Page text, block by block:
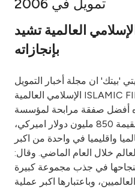
Tools & Services
After Sales Services
Contact us
Branch & ATM locator
تمويل في 2006
العالمية تشيد
بإنجازاته
'بيتك' ان مجلة أخبار التمويل
الإسلامي العالمية ISLAMIC FINANCE NEWS منحت 'بيتك'
أفضل صفقة مرابحة لمؤسسة
مالية إسلامية في عام 2006 بقيمة 850 مليون دولار اميركي،
24 بنكا عالميا واقليميا في واحدة من اكبر
خلال العام الماضي. وقال:
في جذب مجموعة كبيرة
وباعتبارها اكبر عملية